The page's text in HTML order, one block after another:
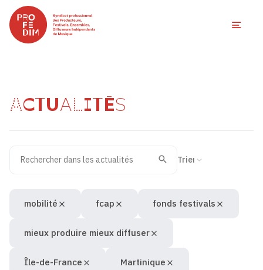
ACTUALITÉS
Recherche
Valider
mobilité fcap fonds festivals
mieux produire mieux diffuser
Île-de-France Martinique